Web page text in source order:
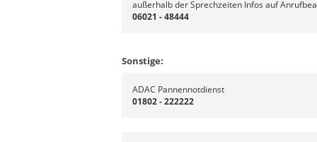
außerhalb der Sprechzeiten Infos auf
06021 - 48444
Sonstige:
ADAC Pannennotdienst
01802 - 222222